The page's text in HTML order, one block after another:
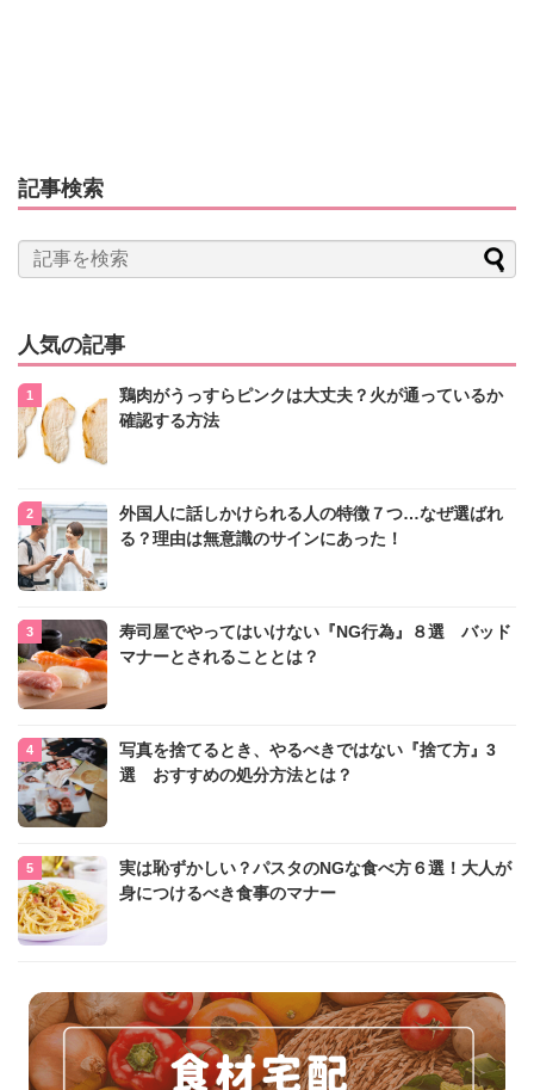
記事検索
人気の記事
鶏肉がうっすらピンクは大丈夫？火が通っているか
確認する方法
外国人に話しかけられる人の特徴７つ…なぜ選ばれ
る？理由は無意識のサインにあった！
寿司屋でやってはいけない『NG行為』８選 バッド
マナーとされることとは？
写真を捨てるとき、やるべきではない『捨て方』3
選 おすすめの処分方法とは？
実は恥ずかしい？パスタのNGな食べ方６選！大人が
身につけるべき食事のマナー